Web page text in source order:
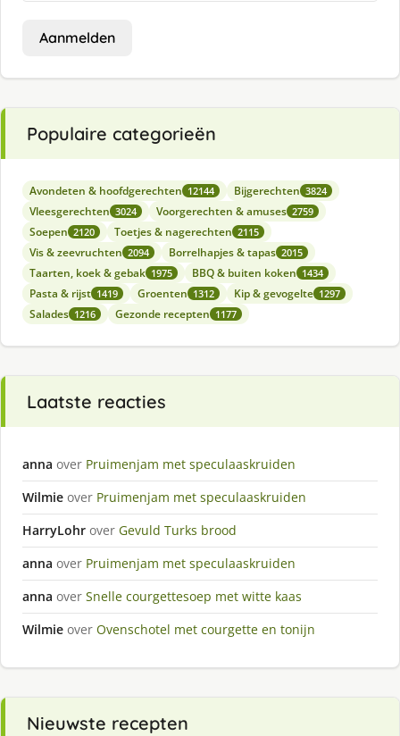
Aanmelden
Populaire categorieën
Avondeten & hoofdgerechten 12144 Bijgerechten 3824
Vleesgerechten 3024 Voorgerechten & amuses 2759
Soepen 2120 Toetjes & nagerechten 2115
Vis & zeevruchten 2094 Borrelhapjes & tapas 2015
Taarten, koek & gebak 1975 BBQ & buiten koken 1434
Pasta & rijst 1419 Groenten 1312 Kip & gevogelte 1297
Salades 1216 Gezonde recepten 1177
Laatste reacties
anna over Pruimenjam met speculaaskruiden
Wilmie over Pruimenjam met speculaaskruiden
HarryLohr over Gevuld Turks brood
anna over Pruimenjam met speculaaskruiden
anna over Snelle courgettesoep met witte kaas
Wilmie over Ovenschotel met courgette en tonijn
Nieuwste recepten